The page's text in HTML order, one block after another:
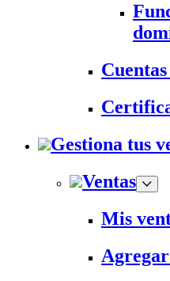
Gestiona tus
Ventas
Mis